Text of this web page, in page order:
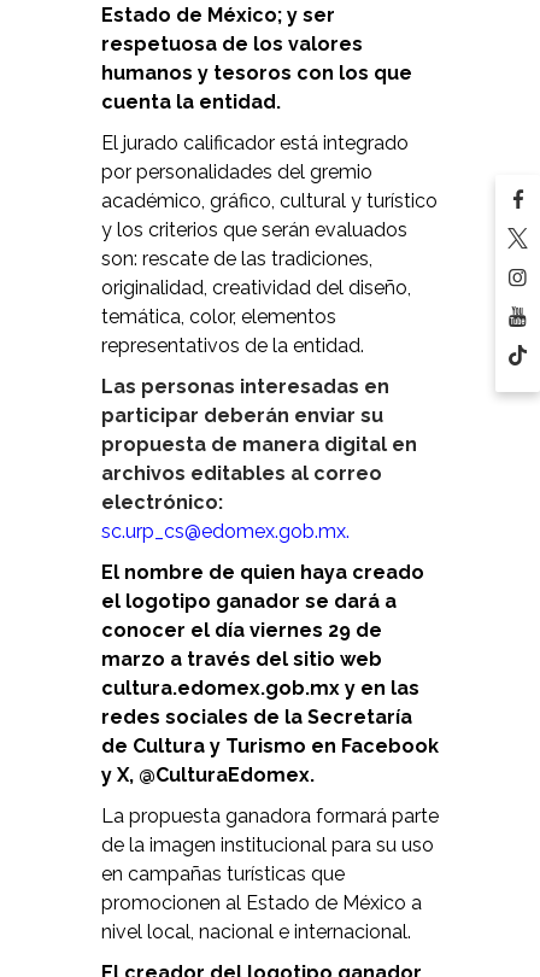
Estado de México; y ser
respetuosa de los valores
humanos y tesoros con los que
cuenta la entidad.
El jurado calificador está integrado
por personalidades del gremio
académico, gráfico, cultural y turístico
y los criterios que serán evaluados
son: rescate de las tradiciones,
originalidad, creatividad del diseño,
temática, color, elementos
representativos de la entidad.
Las personas interesadas en
participar deberán enviar su
propuesta de manera digital en
archivos editables al correo
electrónico:
sc.urp_cs@edomex.gob.mx.
El nombre de quien haya creado
el logotipo ganador se dará a
conocer el día viernes 29 de
marzo a través del sitio web
cultura.edomex.gob.mx y en las
redes sociales de la Secretaría
de Cultura y Turismo en Facebook
y X, @CulturaEdomex.
La propuesta ganadora formará parte
de la imagen institucional para su uso
en campañas turísticas que
promocionen al Estado de México a
nivel local, nacional e internacional.
El creador del logotipo ganador